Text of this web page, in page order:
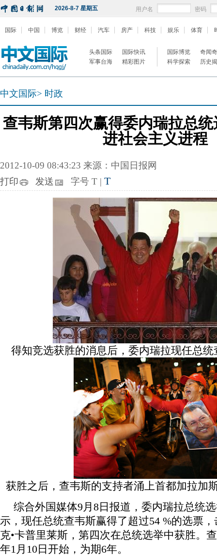
2026-8-7 星期五 用户名 密码
国际 中国 博览 财经 汽车 房产 科技 娱乐 体育
头条国际
国际快讯
军事台海
精彩图片
国际博览
奇闻
科学探索
历史
中文国际> 时政
查韦斯第四次赢得委内瑞拉总
进社会主义进程
2012-10-09 08:43:23 来源：中国日报网
打印
发送 字号 T | T
得知竞选获胜的消息后，委内瑞拉现任总
获胜之后，查韦斯的支持者涌上首都加拉加
综合外国媒体9月8日报道，委内瑞拉总统
示，现任总统查韦斯赢得了超过54 %的选票
克•卡普里莱斯，第四次在总统选举中获胜。
年1月10日开始，为期6年。